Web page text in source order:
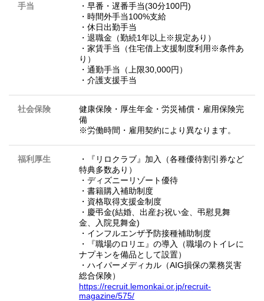
手当
・早番・遅番手当(30分100円)
・時間外手当100%支給
・休日出勤手当
・退職金（勤続1年以上※規定あり）
・家賃手当（住宅借上支援制度利用※条件あ
り）
・通勤手当（上限30,000円）
・介護支援手当
社会保険
健康保険・厚生年金・労災補償・雇用保険完
備
※労働時間・雇用契約により異なります。
福利厚生
・『リロクラブ』加入（各種優待割引券など
特典多数あり）
・ディズニーリゾート優待
・書籍購入補助制度
・資格取得支援金制度
・慶弔金(結婚、出産お祝い金、弔慰見舞
金、入院見舞金)
・インフルエンザ予防接種補助制度
・『職場のロリエ』の導入（職場のトイレに
ナプキンを備品として設置）
・ハイパーメディカル（AIG損保の業務災害
総合保険）
https://recruit.lemonkai.or.jp/recruit-
magazine/575/